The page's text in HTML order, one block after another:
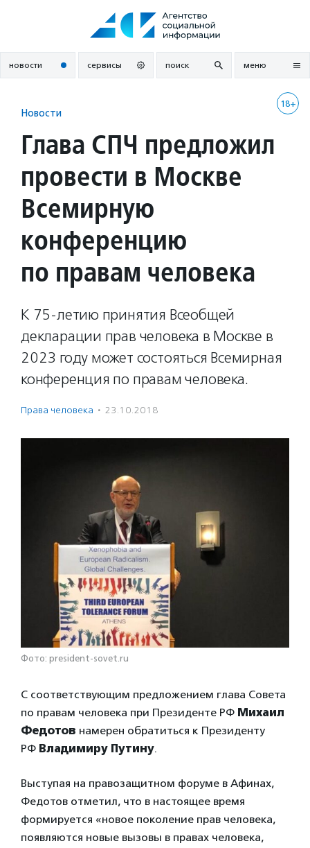
новости сервисы поиск меню
18+
Новости
Глава СПЧ предложил
провести в Москве
Всемирную
конференцию
по правам человека
К 75-летию принятия Всеобщей
декларации прав человека в Москве в
2023 году может состояться Всемирная
конференция по правам человека.
Права человека · 23.10.2018
Фото: president-sovet.ru
С соответствующим предложением глава Совета
по правам человека при Президенте РФ Михаил
Федотов намерен обратиться к Президенту
РФ Владимиру Путину.
Выступая на правозащитном форуме в Афинах,
Федотов отметил, что в настоящее время
формируется «новое поколение прав человека,
появляются новые вызовы в правах человека,